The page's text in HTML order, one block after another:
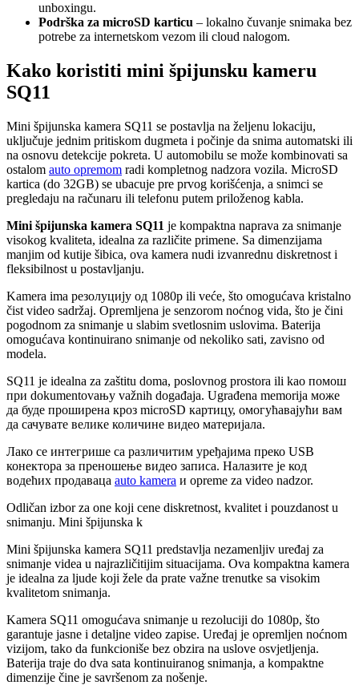
unboxingu.
Podrška za microSD karticu – lokalno čuvanje snimaka bez
potrebe za internetskom vezom ili cloud nalogom.
Kako koristiti mini špijunsku kameru
SQ11
Mini špijunska kamera SQ11 se postavlja na željenu lokaciju,
uključuje jednim pritiskom dugmeta i počinje da snima automatski ili
na osnovu detekcije pokreta. U automobilu se može kombinovati sa
ostalom auto opremom radi kompletnog nadzora vozila. MicroSD
kartica (do 32GB) se ubacuje pre prvog korišćenja, a snimci se
pregledaju na računaru ili telefonu putem priloženog kabla.
Mini špijunska kamera SQ11 je kompaktna naprava za snimanje
visokog kvaliteta, idealna za različite primene. Sa dimenzijama
manjim od kutije šibica, ova kamera nudi izvanrednu diskretnost i
fleksibilnost u postavljanju.
Kamera ima резолуцију од 1080p ili veće, što omogućava kristalno
čist video sadržaj. Opremljena je senzorom noćnog vida, što je čini
pogodnom za snimanje u slabim svetlosnim uslovima. Baterija
omogućava kontinuirano snimanje od nekoliko sati, zavisno od
modela.
SQ11 je idealna za zaštitu doma, poslovnog prostora ili kao помош
при dokumentovању važnih događaja. Ugrađena memorija може
да буде проширена кроз microSD картицу, омогућавајући вам
да сачувате велике количине видео материјала.
Лако се интегрише са различитим уређајима преко USB
конектора за преношење видео записа. Налазите је код
водећих продаваца auto kamera и opreme za video nadzor.
Odličan izbor za one koji cene diskretnost, kvalitet i pouzdanost u
snimanju. Mini špijunska k
Mini špijunska kamera SQ11 predstavlja nezamenljiv uređaj za
snimanje videa u najrazličitijim situacijama. Ova kompaktna kamera
je idealna za ljude koji žele da prate važne trenutke sa visokim
kvalitetom snimanja.
Kamera SQ11 omogućava snimanje u rezoluciji do 1080p, što
garantuje jasne i detaljne video zapise. Uređaj je opremljen noćnom
vizijom, tako da funkcioniše bez obzira na uslove osvjetljenja.
Baterija traje do dva sata kontinuiranog snimanja, a kompaktne
dimenzije čine je savršenom za nošenje.